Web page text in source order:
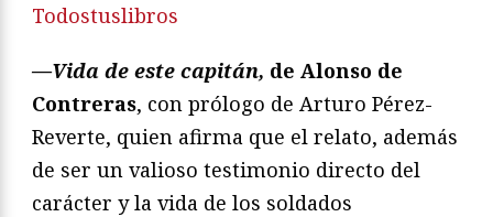
Todostuslibros
—Vida de este capitán, de Alonso de
Contreras, con prólogo de Arturo Pérez-
Reverte, quien afirma que el relato, además
de ser un valioso testimonio directo del
carácter y la vida de los soldados